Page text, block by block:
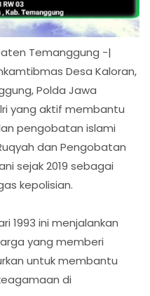
Temanggung -|
Desa Kaloran,
Polda Jawa
yang aktif membantu
pengobatan islami
dan Pengobatan
sejak 2019 sebagai
kepolisian.
1993 ini menjalankan
yang memberi
untuk membantu
di